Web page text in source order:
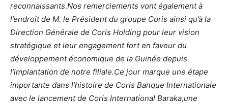
reconnaissants.Nos remerciements vont également à
l’endroit de M. le Président du groupe Coris ainsi qu’à la
Direction Générale de Coris Holding pour leur vision
stratégique et leur engagement fort en faveur du
développement économique de la Guinée depuis
l’implantation de notre filiale.Ce jour marque une étape
importante dans l’histoire de Coris Banque Internationale
avec le lancement de Coris International Baraka,une